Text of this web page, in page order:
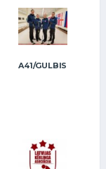
A41/GULBIS